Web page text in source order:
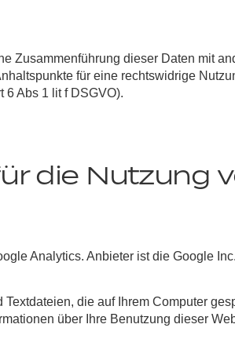
Zusammenführung dieser Daten mit
für eine rechtswidrige
6 Abs 1 lit f DSGVO).
die Nutzung
Analytics. Anbieter ist die Google
die auf Ihrem Computer
über Ihre Benutzung dieser